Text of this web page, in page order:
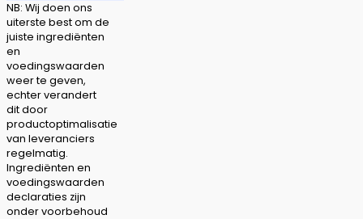
NB: Wij doen ons
uiterste best om de
juiste ingrediënten
en
voedingswaarden
weer te geven,
echter verandert
dit door
productoptimalisatie
van leveranciers
regelmatig.
Ingrediënten en
voedingswaarden
declaraties zijn
onder voorbehoud